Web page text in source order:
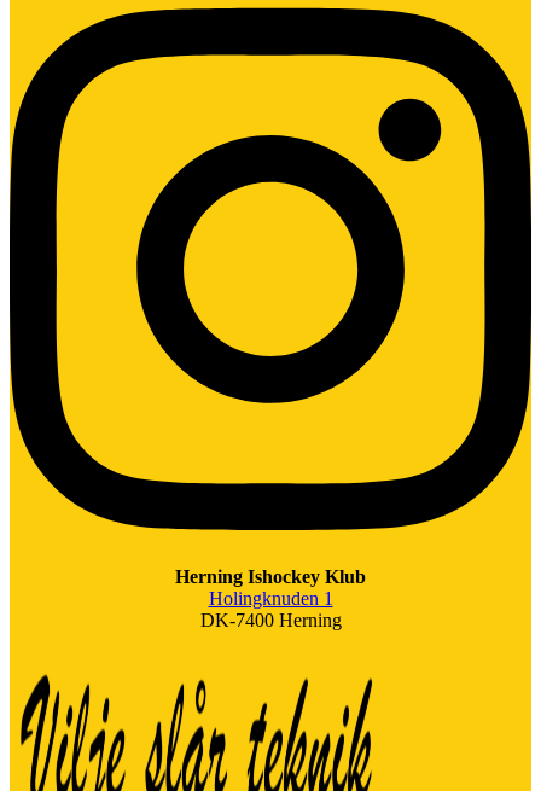
Herning Ishockey Klub
Holingknuden 1
DK-7400 Herning